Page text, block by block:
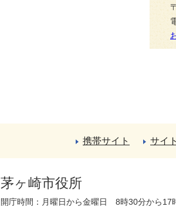
携帯サイト サイ
茅ヶ崎市役所
開庁時間：月曜日から金曜日 8時30分から17